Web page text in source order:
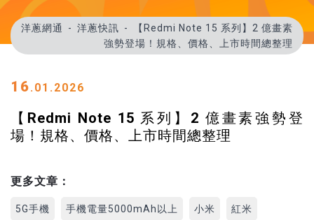
洋蔥網通 洋蔥快訊
【Redmi Note 15 系列】2 億畫素
強勢登場！規格、價格、上市時間總整理
16.01.2026
【Redmi Note 15 系列】2 億畫素強勢登
場！規格、價格、上市時間總整理
更多文章：
5G手機 手機電量5000mAh以上 小米 紅米